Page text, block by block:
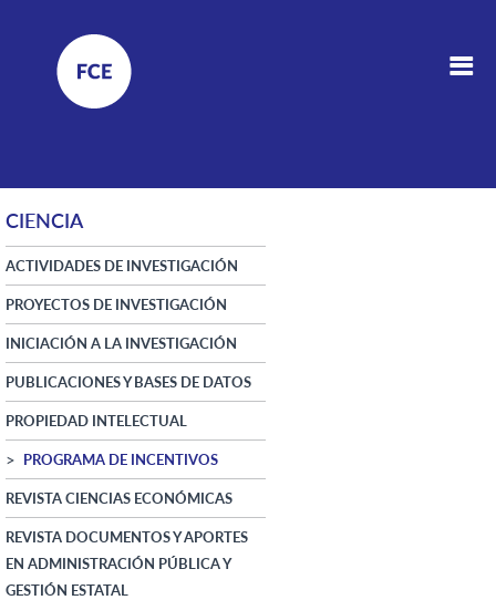
CIENCIA
ACTIVIDADES DE INVESTIGACIÓN
PROYECTOS DE INVESTIGACIÓN
INICIACIÓN A LA INVESTIGACIÓN
PUBLICACIONES Y BASES DE DATOS
PROPIEDAD INTELECTUAL
PROGRAMA DE INCENTIVOS
REVISTA CIENCIAS ECONÓMICAS
REVISTA DOCUMENTOS Y APORTES
EN ADMINISTRACIÓN PÚBLICA Y
GESTIÓN ESTATAL